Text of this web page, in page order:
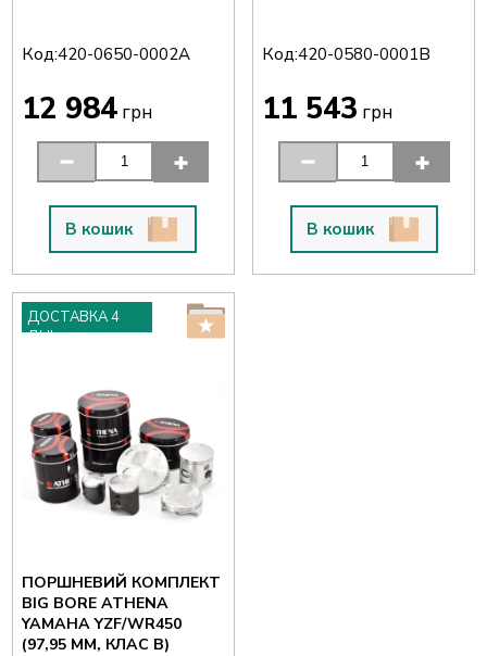
Код:420-0650-0002A
12 984грн
В кошик
Код:420-0580-0001B
11 543 грн
В кошик
ДОСТАВКА 4
ДНІ
ПОРШНЕВИЙ КОМПЛЕКТ
BIG BORE ATHENA
YAMAHA YZF/WR450
(97,95 ММ, КЛАС B)